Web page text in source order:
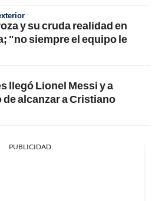
y su cruda realidad en
"no siempre el equipo le
llegó Lionel Messi y a
alcanzar a Cristiano
PUBLICIDAD